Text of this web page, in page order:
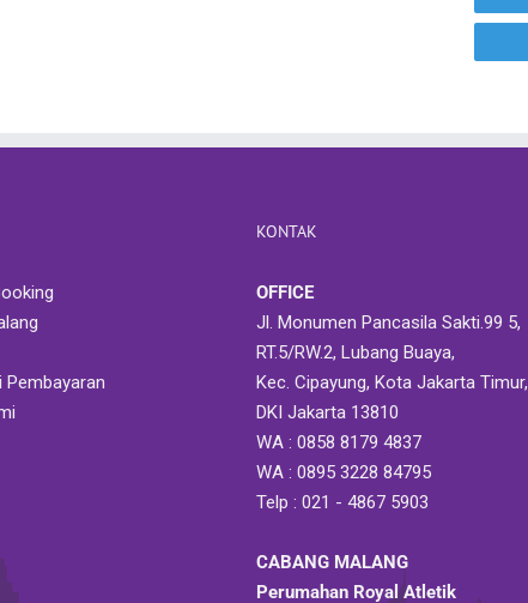
KONTAK
OFFICE
Jl. Monumen Pancasila Sakti.99 5,
RT.5/RW.2, Lubang Buaya,
Kec. Cipayung, Kota Jakarta Timur,
DKI Jakarta 13810
WA : 0858 8179 4837
WA : 0895 3228 84795
Telp : 021 - 4867 5903
CABANG MALANG
Perumahan Royal Atletik